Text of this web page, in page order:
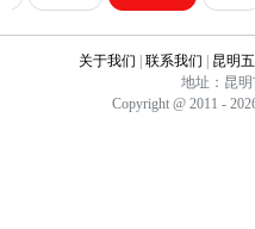
关于我们 联系我们
昆明
地址：昆
Copyright @ 2011 -